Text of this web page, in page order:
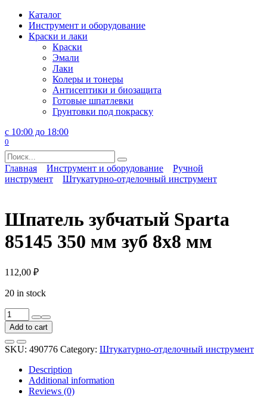
Перейти
содержанию
Каталог
Инструмент и оборудование
Краски и лаки
Краски
Эмали
Лаки
Колеры и тонеры
Антисептики и биозащита
Готовые шпатлевки
Грунтовки под покраску
с 10:00 до 18:00
0
Search
for:
Главная Инструмент и оборудование
Ручной
инструмент
Штукатурно-отделочный инструмент
Шпатель зубчатый Sparta
85145 350 мм зуб 8х8 мм
112,00 ₽
20 in stock
Шпатель
зубчатый
Sparta
85145
350
Add to cart
SKU: 490776 Category: Штукатурно-отделочный инструмент
Description
Additional information
Reviews (0)